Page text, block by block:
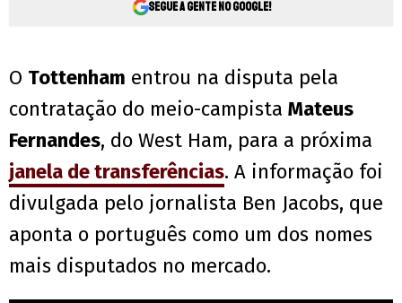
Segue a gente no Google!
O Tottenham entrou na disputa pela
contratação do meio-campista Mateus
Fernandes, do West Ham, para a próxima
janela de transferências. A informação foi
divulgada pelo jornalista Ben Jacobs, que
aponta o português como um dos nomes
mais disputados no mercado.